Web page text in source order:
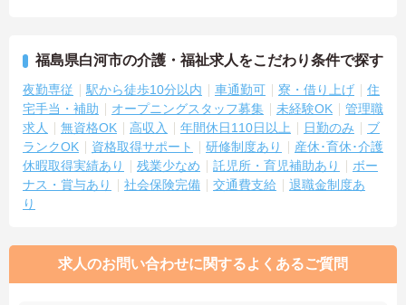
福島県白河市の介護・福祉求人をこだわり条件で探す
夜勤専従 駅から徒歩10分以内 車通勤可 寮・借り上げ
住
宅手当・補助
オープニングスタッフ募集 未経験OK
管理職
求人
無資格OK 高収入 年間休日110日以上 日勤のみ
ブ
ランクOK
資格取得サポート 研修制度あり
産休･育休･介護
休暇取得実績あり
残業少なめ 託児所・育児補助あり
ボー
ナス・賞与あり
社会保険完備 交通費支給
退職金制度あ
り
求人のお問い合わせに関するよくあるご質問